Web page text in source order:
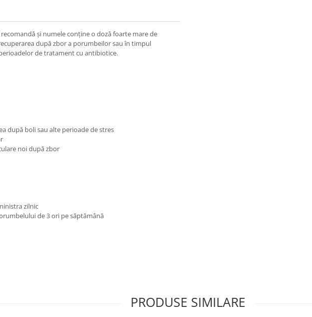
și numele conține o doză foarte mare de
după zbor a porumbeilor sau în timpul
de tratament cu antibiotice.
după boli sau alte perioade de stres
noi după zbor
zilnic
de 3 ori pe săptămână
PRODUSE SIMILARE